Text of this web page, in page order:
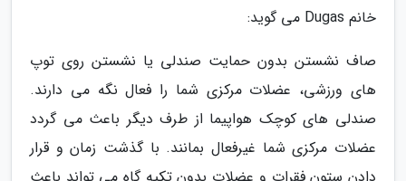
خانم Dugas می گوید:
صاف نشستن بدون حمایت صندلی یا نشستن روی توپ
های ورزشی، عضلات مرکزی شما را فعال نگه می دارند.
صندلی های کوچک هواپیما از طرف دیگر باعث می گردد
عضلات مرکزی شما غیرفعال بمانند. با گذشت زمان و قرار